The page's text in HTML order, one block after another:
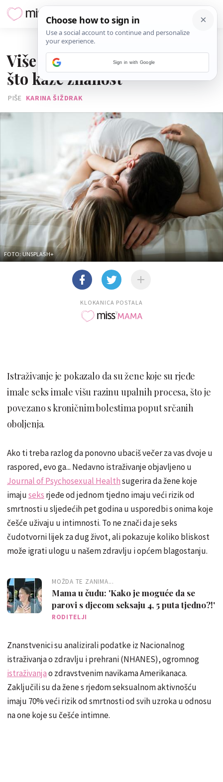
Više seksa, duži život? Evo
što kaže znanost
PIŠE KARINA ŠIŽDRAK
FOTO: UNSPLASH+
KLOKANICA POSTALA
Istraživanje je pokazalo da su žene koje su rjeđe
imale seks imale višu razinu upalnih procesa, što je
povezano s kroničnim bolestima poput srčanih
oboljenja.
Ako ti treba razlog da ponovno ubaciš večer za vas dvoje u
raspored, evo ga... Nedavno istraživanje objavljeno u
Journal of Psychosexual Healthsugerira da žene koje
imajuseks rjeđe od jednom tjedno imaju veći rizik od
smrtnosti u sljedećih pet godina u usporedbi s onima koje
češće uživaju u intimnosti. To ne znači da je seks
čudotvorni lijek za dug život, ali pokazuje koliko bliskost
može igrati ulogu u našem zdravlju i općem blagostanju.
MOŽDA TE ZANIMA...
Mama u čudu: 'Kako je moguće da se
parovi s djecom seksaju 4, 5 puta tjedno?!'
RODITELJI
Znanstvenici su analizirali podatke iz Nacionalnog
istraživanja o zdravlju i prehrani (NHANES), ogromnog
istraživanjao zdravstvenim navikama Amerikanaca.
Zaključili su da žene s rjeđom seksualnom aktivnošću
imaju 70% veći rizik od smrtnosti od svih uzroka u odnosu
na one koje su češće intimne.
Sign in with Google